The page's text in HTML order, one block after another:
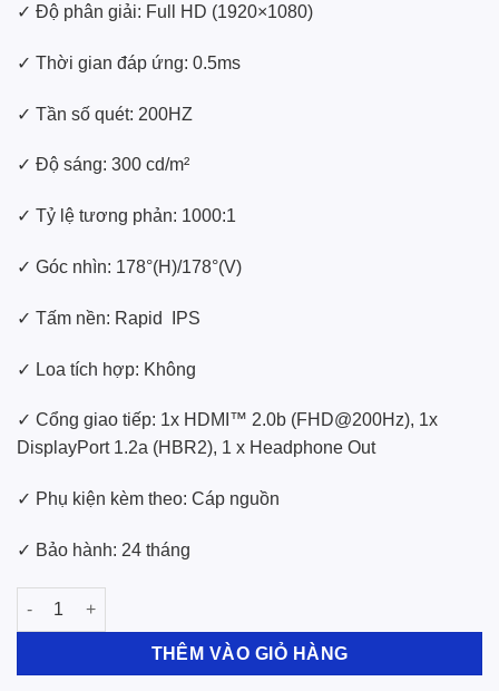
✓ Độ phân giải: Full HD (1920×1080)
✓ Thời gian đáp ứng: 0.5ms
✓ Tần số quét: 200HZ
✓ Độ sáng: 300 cd/m²
✓ Tỷ lệ tương phản: 1000:1
✓ Góc nhìn: 178°(H)/178°(V)
✓ Tấm nền: Rapid IPS
✓ Loa tích hợp: Không
✓ Cổng giao tiếp: 1x HDMI™ 2.0b (FHD@200Hz), 1x
DisplayPort 1.2a (HBR2), 1 x Headphone Out
✓ Phụ kiện kèm theo: Cáp nguồn
✓ Bảo hành: 24 tháng
Màn Hình LCD MSI MAG 274F (27” / FHD / IPS / 200Hz / 0.5ms
THÊM VÀO GIỎ HÀNG